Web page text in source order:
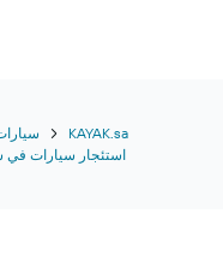
KAYAK.sa
استئجار سيارات في